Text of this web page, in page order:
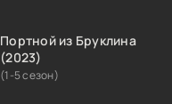
Портной из Бруклина
(2023)
(1-5 сезон)